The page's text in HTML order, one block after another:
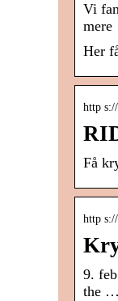
Vi
Her
http
Få
http
9.
the …